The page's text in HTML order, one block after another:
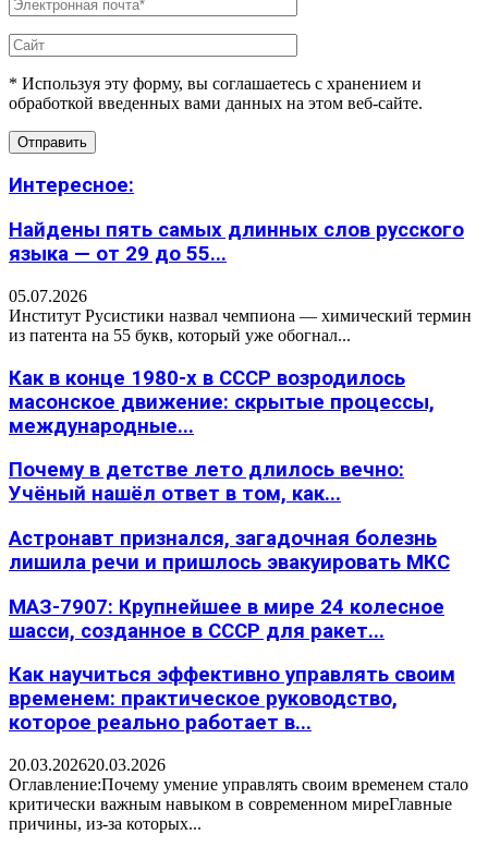
* Используя эту форму, вы соглашаетесь с хранением и
обработкой введенных вами данных на этом веб-сайте.
Интересное:
Найдены пять самых длинных слов русского
языка — от 29 до 55...
05.07.2026
Институт Русистики назвал чемпиона — химический термин
из патента на 55 букв, который уже обогнал...
Как в конце 1980-х в СССР возродилось
масонское движение: скрытые процессы,
международные...
Почему в детстве лето длилось вечно:
Учёный нашёл ответ в том, как...
Астронавт признался, загадочная болезнь
лишила речи и пришлось эвакуировать МКС
МАЗ-7907: Крупнейшее в мире 24 колесное
шасси, созданное в СССР для ракет...
Как научиться эффективно управлять своим
временем: практическое руководство,
которое реально работает в...
20.03.202620.03.2026
Оглавление:Почему умение управлять своим временем стало
критически важным навыком в современном миреГлавные
причины, из-за которых...